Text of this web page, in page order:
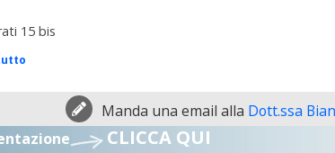
15 bis
Manda una email alla Dott.ssa
CLICCA QUI